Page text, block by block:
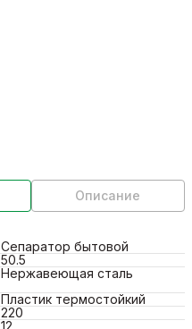
Описание
Сепаратор бытовой
50.5
Нержавеющая сталь
Пластик термостойкий
220
12